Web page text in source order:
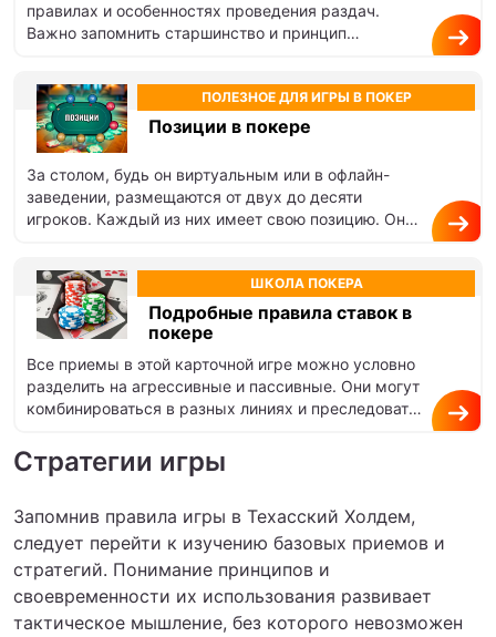
правилах и особенностях проведения раздач.
Важно запомнить старшинство и принцип
ПОЛЕЗНОЕ ДЛЯ ИГРЫ В ПОКЕР
Позиции в покере
За столом, будь он виртуальным или в офлайн-
заведении, размещаются от двух до десяти
игроков. Каждый из них имеет свою позицию. Она
ШКОЛА ПОКЕРА
Подробные правила ставок в
покере
Все приемы в этой карточной игре можно условно
разделить на агрессивные и пассивные. Они могут
комбинироваться в разных линиях и преследовать
Стратегии игры
Запомнив правила игры в Техасский Холдем,
следует перейти к изучению базовых приемов и
стратегий. Понимание принципов и
своевременности их использования развивает
тактическое мышление, без которого невозможен